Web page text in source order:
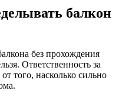
балкон
без прохождения
Ответственность за
того, насколько сильно